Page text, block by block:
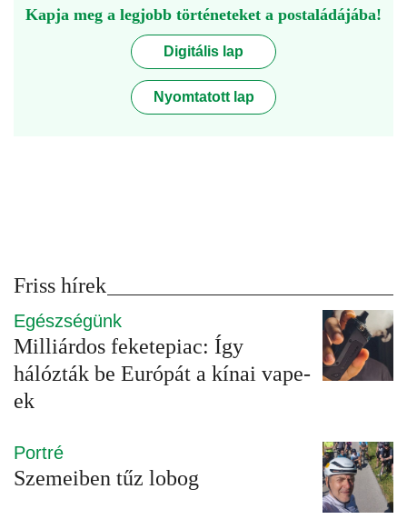
Kapja meg a legjobb történeteket a postaládájába!
Digitális lap
Nyomtatott lap
Friss hírek
Egészségünk
Milliárdos feketepiac: Így
hálózták be Európát a kínai vape-
ek
Portré
Szemeiben tűz lobog